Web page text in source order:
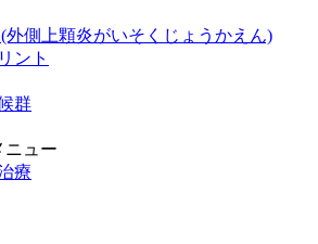
外側上顆炎がいそくじょうかえん)
ント
群
ニュー
療